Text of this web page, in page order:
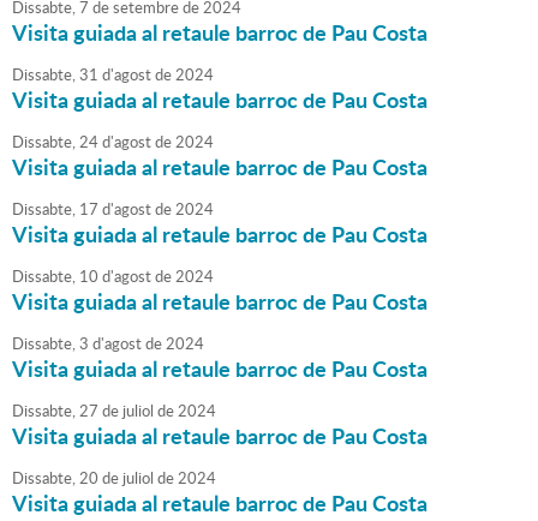
Dissabte,7 desetembrede2024
Visita guiada al retaule barroc de Pau Costa
Dissabte,31 d'agostde2024
Visita guiada al retaule barroc de Pau Costa
Dissabte,24d'agostde2024
Visita guiada al retaule barroc de Pau Costa
Dissabte, 17 d'agostde2024
Visita guiada al retaule barroc de Pau Costa
Dissabte, 10 d'agostde2024
Visita guiada al retaule barroc de Pau Costa
Dissabte,3 d'agostde2024
Visita guiada al retaule barroc de Pau Costa
Dissabte,27 de juliol de2024
Visita guiada al retaule barroc de Pau Costa
Dissabte,20 de juliol de2024
Visita guiada al retaule barroc de Pau Costa